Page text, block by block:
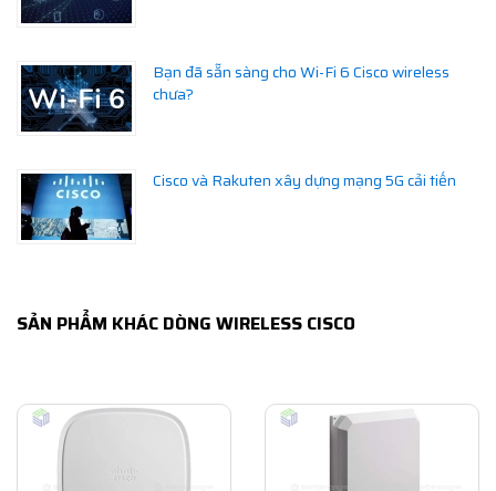
Bạn đã sẵn sàng cho Wi-Fi 6 Cisco wireless
chưa?
Cisco và Rakuten xây dựng mạng 5G cải tiến
SẢN PHẨM KHÁC DÒNG WIRELESS CISCO